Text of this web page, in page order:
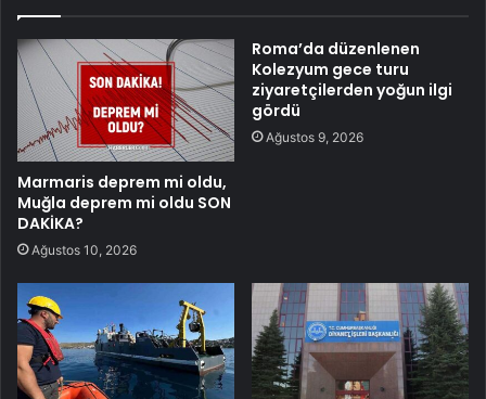
Marmaris deprem mi oldu,
Muğla deprem mi oldu SON
DAKİKA?
Ağustos 10, 2026
Roma’da düzenlenen
Kolezyum gece turu
ziyaretçilerden yoğun ilgi
gördü
Ağustos 9, 2026